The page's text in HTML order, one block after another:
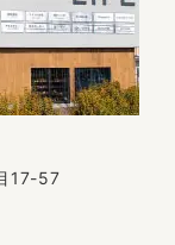
17-57